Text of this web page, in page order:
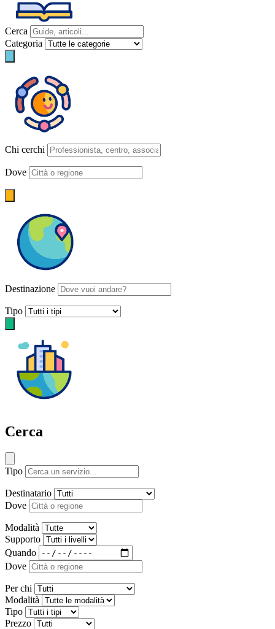
Cerca
Categoria
Chi cerchi
Dove
Destinazione
Tipo
Cerca
Tipo
Destinatario
Dove
Modalità
Supporto
Quando
Dove
Per chi
Modalità
Tipo
Prezzo